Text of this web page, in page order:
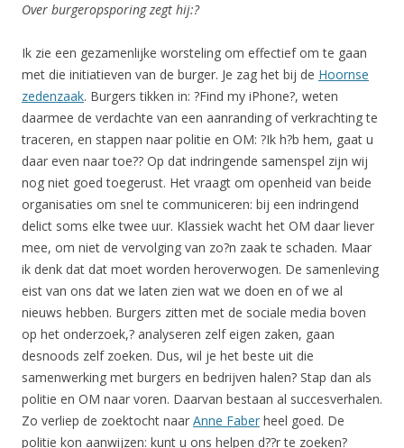
Over burgeropsporing zegt hij:?
Ik zie een gezamenlijke worsteling om effectief om te gaan
met die initiatieven van de burger. Je zag het bij de Hoornse
zedenzaak. Burgers tikken in: ?Find my iPhone?, weten
daarmee de verdachte van een aanranding of verkrachting te
traceren, en stappen naar politie en OM: ?Ik h?b hem, gaat u
daar even naar toe?? Op dat indringende samenspel zijn wij
nog niet goed toegerust. Het vraagt om openheid van beide
organisaties om snel te communiceren: bij een indringend
delict soms elke twee uur. Klassiek wacht het OM daar liever
mee, om niet de vervolging van zo?n zaak te schaden. Maar
ik denk dat dat moet worden heroverwogen. De samenleving
eist van ons dat we laten zien wat we doen en of we al
nieuws hebben. Burgers zitten met de sociale media boven
op het onderzoek,? analyseren zelf eigen zaken, gaan
desnoods zelf zoeken. Dus, wil je het beste uit die
samenwerking met burgers en bedrijven halen? Stap dan als
politie en OM naar voren. Daarvan bestaan al succesverhalen.
Zo verliep de zoektocht naar Anne Faber heel goed. De
politie kon aanwijzen: kunt u ons helpen d??r te zoeken?